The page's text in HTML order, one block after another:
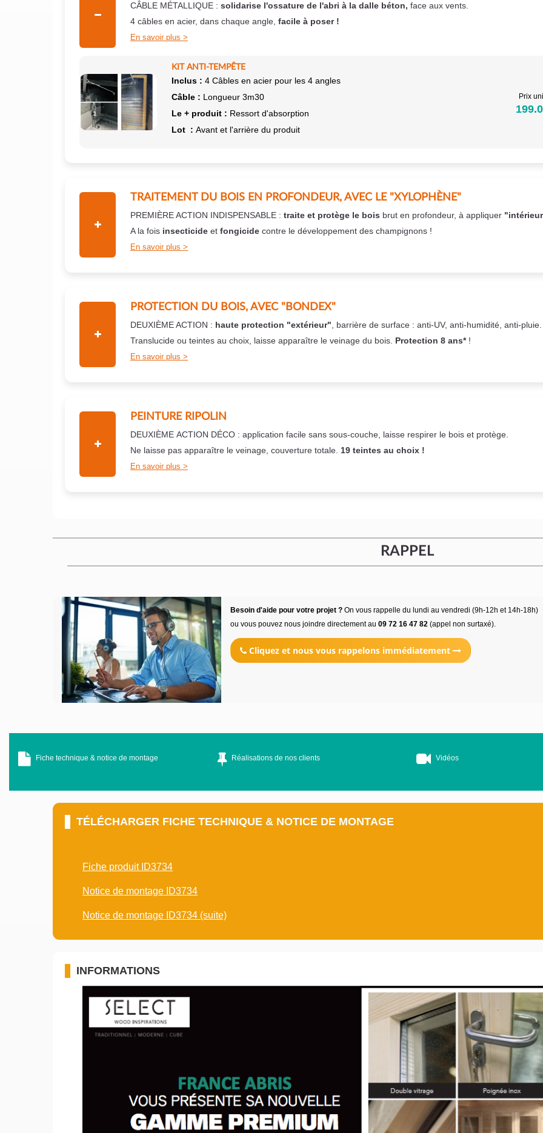
CÂBLE MÉTALLIQUE : solidarise l'ossature de l'abri à la dalle béton, face aux vents.
4 câbles en acier, dans chaque angle, facile à poser !
En savoir plus
KIT ANTI-TEMPÊTE
Inclus : 4 Câbles en acier pour les 4 angles
Câble : Longueur 3m30
Le + produit : Ressort d'absorption
Lot : Avant et l'arrière du produit
Prix
TRAITEMENT DU BOIS EN PROFONDEUR, AVEC LE "XYLOPHÈNE"
PREMIÈRE ACTION INDISPENSABLE : traite et protège le bois brut en profondeur, à appliquer
A la fois insecticide et fongicide contre le développement des champignons !
En savoir plus
PROTECTION DU BOIS, AVEC "BONDEX"
DEUXIÈME ACTION : haute protection "extérieur" , barrière de surface : anti-UV, anti-humidité, anti-
Translucide ou teintes au choix, laisse apparaître le veinage du bois. Protection 8 ans*!
En savoir plus
PEINTURE RIPOLIN
DEUXIÈME ACTION DÉCO : application facile sans sous-couche, laisse respirer le bois et protège.
Ne laisse pas apparaître le veinage, couverture totale. 19 teintes au choix !
En savoir plus
RAPPEL
Besoin d'aide pour votre projet ?On vous rappelle du lundi au vendredi (9h-12h et 14h-18h)
ou vous pouvez nous joindre directement au 09 72 16 47 82(appel non surtaxé).
Cliquez et nous vous rappelons immédiatement
Fiche technique & notice de montage Réalisations de nos clients Vidéos
TÉLÉCHARGER FICHE TECHNIQUE & NOTICE DE MONTAGE
Fiche produit ID3734
Notice de montage ID3734
Notice de montage ID3734 (suite)
INFORMATIONS